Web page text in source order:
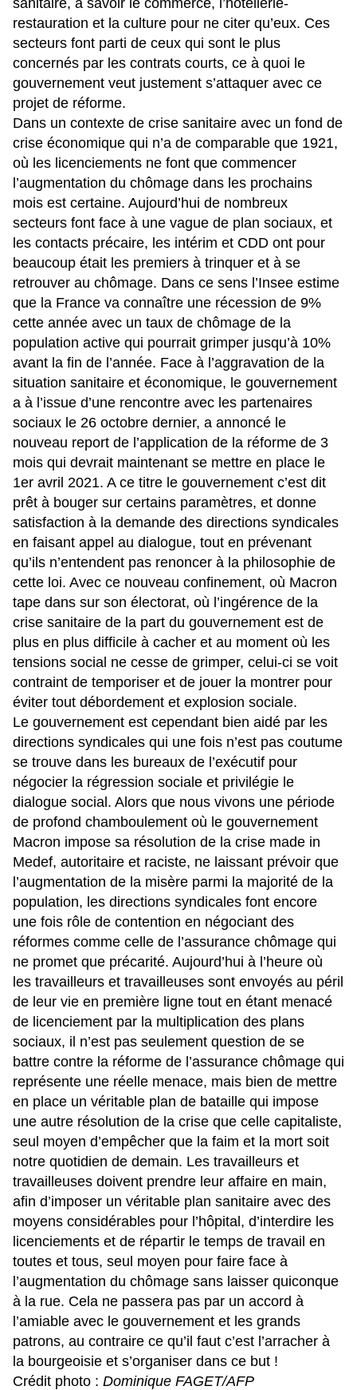
restauration et la culture pour ne citer qu’eux. Ces
secteurs font parti de ceux qui sont le plus
concernés par les contrats courts, ce à quoi le
gouvernement veut justement s’attaquer avec ce
projet de réforme.
Dans un contexte de crise sanitaire avec un fond de
crise économique qui n’a de comparable que 1921,
où les licenciements ne font que commencer
l’augmentation du chômage dans les prochains
mois est certaine. Aujourd’hui de nombreux
secteurs font face à une vague de plan sociaux, et
les contacts précaire, les intérim et CDD ont pour
beaucoup était les premiers à trinquer et à se
retrouver au chômage. Dans ce sens l’Insee estime
que la France va connaître une récession de 9%
cette année avec un taux de chômage de la
population active qui pourrait grimper jusqu’à 10%
avant la fin de l’année. Face à l’aggravation de la
situation sanitaire et économique, le gouvernement
a à l’issue d’une rencontre avec les partenaires
sociaux le 26 octobre dernier, a annoncé le
nouveau report de l’application de la réforme de 3
mois qui devrait maintenant se mettre en place le
1er avril 2021. A ce titre le gouvernement c’est dit
prêt à bouger sur certains paramètres, et donne
satisfaction à la demande des directions syndicales
en faisant appel au dialogue, tout en prévenant
qu’ils n’entendent pas renoncer à la philosophie de
cette loi. Avec ce nouveau confinement, où Macron
tape dans sur son électorat, où l’ingérence de la
crise sanitaire de la part du gouvernement est de
plus en plus difficile à cacher et au moment où les
tensions social ne cesse de grimper, celui-ci se voit
contraint de temporiser et de jouer la montrer pour
éviter tout débordement et explosion sociale.
Le gouvernement est cependant bien aidé par les
directions syndicales qui une fois n’est pas coutume
se trouve dans les bureaux de l’exécutif pour
négocier la régression sociale et privilégie le
dialogue social. Alors que nous vivons une période
de profond chamboulement où le gouvernement
Macron impose sa résolution de la crise made in
Medef, autoritaire et raciste, ne laissant prévoir que
l’augmentation de la misère parmi la majorité de la
population, les directions syndicales font encore
une fois rôle de contention en négociant des
réformes comme celle de l’assurance chômage qui
ne promet que précarité. Aujourd’hui à l’heure où
les travailleurs et travailleuses sont envoyés au péril
de leur vie en première ligne tout en étant menacé
de licenciement par la multiplication des plans
sociaux, il n’est pas seulement question de se
battre contre la réforme de l’assurance chômage qui
représente une réelle menace, mais bien de mettre
en place un véritable plan de bataille qui impose
une autre résolution de la crise que celle capitaliste,
seul moyen d’empêcher que la faim et la mort soit
notre quotidien de demain. Les travailleurs et
travailleuses doivent prendre leur affaire en main,
afin d’imposer un véritable plan sanitaire avec des
moyens considérables pour l’hôpital, d’interdire les
licenciements et de répartir le temps de travail en
toutes et tous, seul moyen pour faire face à
l’augmentation du chômage sans laisser quiconque
à la rue. Cela ne passera pas par un accord à
l’amiable avec le gouvernement et les grands
patrons, au contraire ce qu’il faut c’est l’arracher à
la bourgeoisie et s’organiser dans ce but !
Crédit photo : Dominique FAGET/AFP